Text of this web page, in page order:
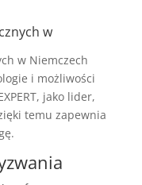
w
w Niemczech
i możliwości
jako lider,
temu zapewnia